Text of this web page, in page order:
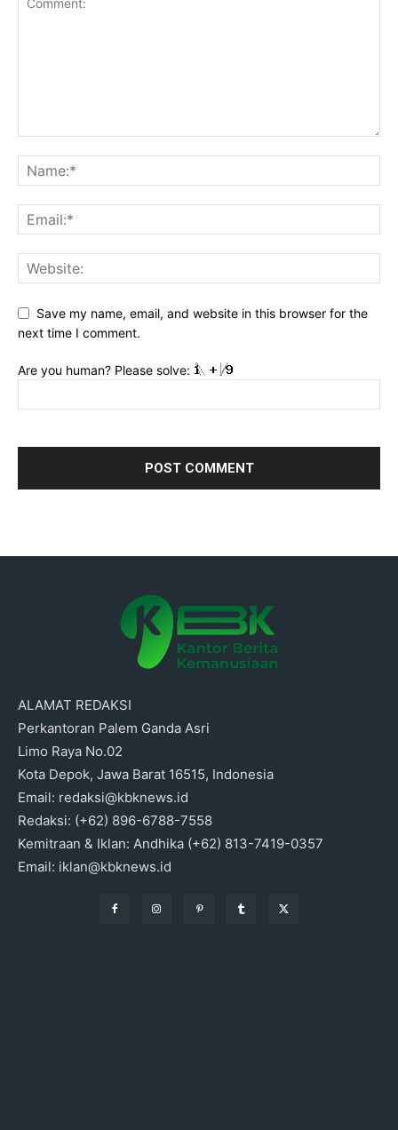
Save my name, email, and website in this browser for the
next time I comment.
Are you human? Please solve:
ALAMAT REDAKSI
Perkantoran Palem Ganda Asri
Limo Raya No.02
Kota Depok, Jawa Barat 16515, Indonesia
Email: redaksi@kbknews.id
Redaksi: (+62) 896-6788-7558
Kemitraan & Iklan: Andhika (+62) 813-7419-0357
Email: iklan@kbknews.id